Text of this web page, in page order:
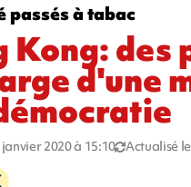
passés à tabac
Kong: des
d'une
2020 à 15:10 Actualisé